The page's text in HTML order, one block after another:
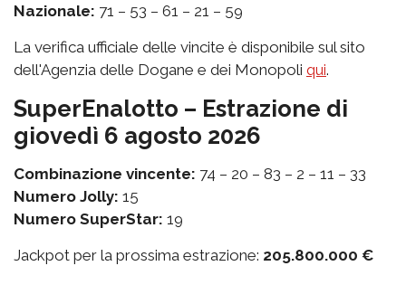
Nazionale: 71 – 53 – 61 – 21 – 59
La verifica ufficiale delle vincite è disponibile sul sito
dell'Agenzia delle Dogane e dei Monopoli qui.
SuperEnalotto – Estrazione di
giovedì 6 agosto 2026
Combinazione vincente: 74 – 20 – 83 – 2 – 11 – 33
Numero Jolly: 15
Numero SuperStar: 19
Jackpot per la prossima estrazione: 205.800.000 €